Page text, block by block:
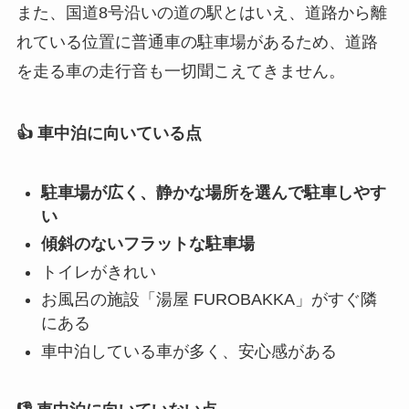
また、国道8号沿いの道の駅とはいえ、道路から離
れている位置に普通車の駐車場があるため、道路
を走る車の走行音も一切聞こえてきません。
👍 車中泊に向いている点
駐車場が広く、静かな場所を選んで駐車しやす
い
傾斜のないフラットな駐車場
トイレがきれい
お風呂の施設「湯屋 FUROBAKKA」がすぐ隣
にある
車中泊している車が多く、安心感がある